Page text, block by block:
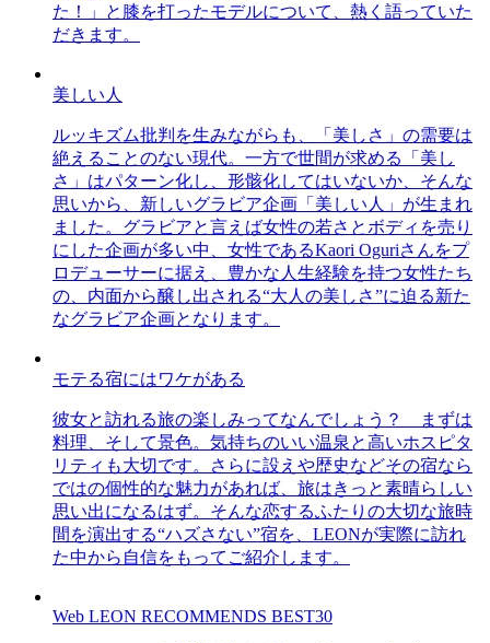
た！」と膝を打ったモデルについて、熱く語っていた
だきます。
美しい人
ルッキズム批判を生みながらも、「美しさ」の需要は
絶えることのない現代。一方で世間が求める「美し
さ」はパターン化し、形骸化してはいないか、そんな
思いから、新しいグラビア企画「美しい人」が生まれ
ました。グラビアと言えば女性の若さとボディを売り
にした企画が多い中、女性であるKaori Oguriさんをプ
ロデューサーに据え、豊かな人生経験を持つ女性たち
の、内面から醸し出される“大人の美しさ”に迫る新た
なグラビア企画となります。
モテる宿にはワケがある
彼女と訪れる旅の楽しみってなんでしょう？ まずは
料理、そして景色。気持ちのいい温泉と高いホスピタ
リティも大切です。さらに設えや歴史などその宿なら
ではの個性的な魅力があれば、旅はきっと素晴らしい
思い出になるはず。そんな恋するふたりの大切な旅時
間を演出する“ハズさない”宿を、LEONが実際に訪れ
た中から自信をもってご紹介します。
Web LEON RECOMMENDS BEST30